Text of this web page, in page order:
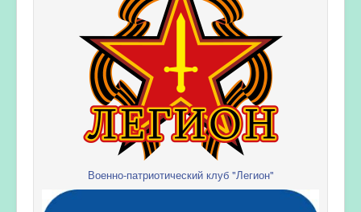
Военно-патриотический клуб "Легион"